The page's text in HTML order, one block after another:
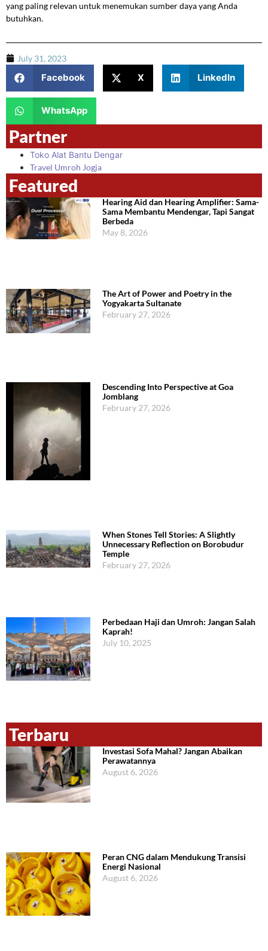
yang paling relevan untuk menemukan sumber daya yang Anda
butuhkan.
July 31, 2023
Facebook X LinkedIn
WhatsApp
Partner
Toko Alat Bantu Dengar
Travel Umroh Jogja
Featured
Hearing Aid dan Hearing Amplifier: Sama-
Sama Membantu Mendengar, Tapi Sangat
Berbeda
May 8, 2026
The Art of Power and Poetry in the
Yogyakarta Sultanate
February 27, 2026
Descending Into Perspective at Goa
Jomblang
February 27, 2026
When Stones Tell Stories: A Slightly
Unnecessary Reflection on Borobudur
Temple
February 27, 2026
Perbedaan Haji dan Umroh: Jangan Salah
Kaprah!
July 10, 2025
Terbaru
Investasi Sofa Mahal? Jangan Abaikan
Perawatannya
August 6, 2026
Peran CNG dalam Mendukung Transisi
Energi Nasional
August 6, 2026